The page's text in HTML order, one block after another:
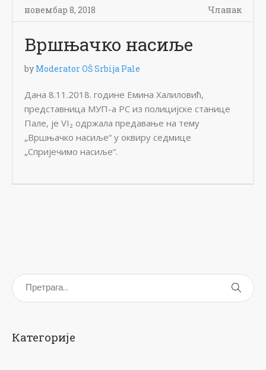
новембар 8, 2018 Чланак
Вршњачко насиље
by Moderator OŠ Srbija Pale
Дана 8.11.2018. године Емина Халиловић,
представница МУП-а РС из полицијске станице
Пале, је VI₂ одржала предавање на тему
„Вршњачко насиље“ у оквиру седмице
„Спријечимо насиље“.
Категорије